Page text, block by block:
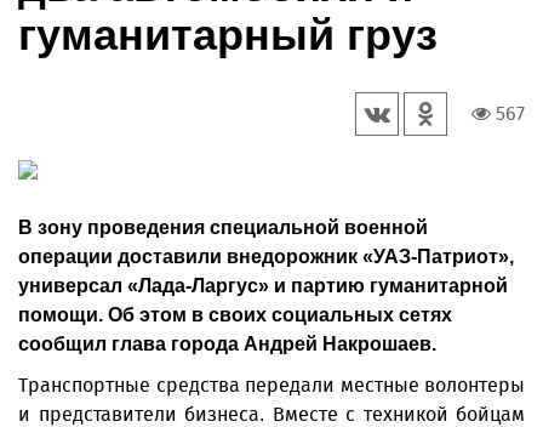
гуманитарный груз
567
В зону проведения специальной военной
операции доставили внедорожник «УАЗ-Патриот»,
универсал «Лада-Ларгус» и партию гуманитарной
помощи. Об этом в своих социальных сетях
сообщил глава города Андрей Накрошаев.
Транспортные средства передали местные волонтеры
и представители бизнеса. Вместе с техникой бойцам